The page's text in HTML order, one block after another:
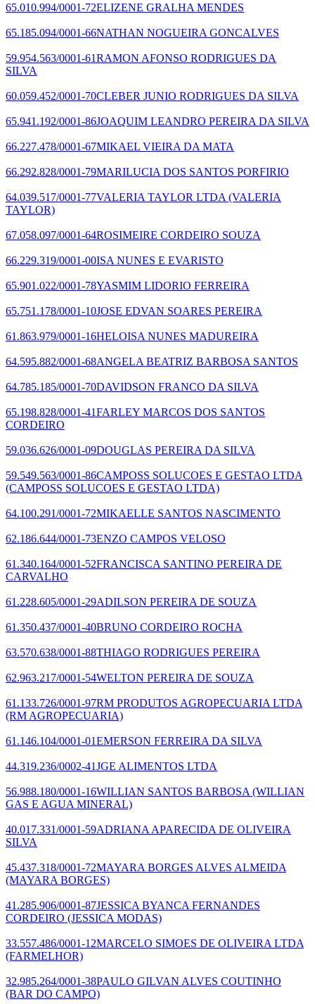
65.010.994/0001-72ELIZENE GRALHA MENDES
65.185.094/0001-66NATHAN NOGUEIRA GONCALVES
59.954.563/0001-61RAMON AFONSO RODRIGUES DA
SILVA
60.059.452/0001-70CLEBER JUNIO RODRIGUES DA SILVA
65.941.192/0001-86JOAQUIM LEANDRO PEREIRA DA SILVA
66.227.478/0001-67MIKAEL VIEIRA DA MATA
66.292.828/0001-79MARILUCIA DOS SANTOS PORFIRIO
64.039.517/0001-77VALERIA TAYLOR LTDA (VALERIA
TAYLOR)
67.058.097/0001-64ROSIMEIRE CORDEIRO SOUZA
66.229.319/0001-00ISA NUNES E EVARISTO
65.901.022/0001-78YASMIM LIDORIO FERREIRA
65.751.178/0001-10JOSE EDVAN SOARES PEREIRA
61.863.979/0001-16HELOISA NUNES MADUREIRA
64.595.882/0001-68ANGELA BEATRIZ BARBOSA SANTOS
64.785.185/0001-70DAVIDSON FRANCO DA SILVA
65.198.828/0001-41FARLEY MARCOS DOS SANTOS
CORDEIRO
59.036.626/0001-09DOUGLAS PEREIRA DA SILVA
59.549.563/0001-86CAMPOSS SOLUCOES E GESTAO LTDA
(CAMPOSS SOLUCOES E GESTAO LTDA)
64.100.291/0001-72MIKAELLE SANTOS NASCIMENTO
62.186.644/0001-73ENZO CAMPOS VELOSO
61.340.164/0001-52FRANCISCA SANTINO PEREIRA DE
CARVALHO
61.228.605/0001-29ADILSON PEREIRA DE SOUZA
61.350.437/0001-40BRUNO CORDEIRO ROCHA
63.570.638/0001-88THIAGO RODRIGUES PEREIRA
62.963.217/0001-54WELTON PEREIRA DE SOUZA
61.133.726/0001-97RM PRODUTOS AGROPECUARIA LTDA
(RM AGROPECUARIA)
61.146.104/0001-01EMERSON FERREIRA DA SILVA
44.319.236/0002-41JGE ALIMENTOS LTDA
56.988.180/0001-16WILLIAN SANTOS BARBOSA (WILLIAN
GAS E AGUA MINERAL)
40.017.331/0001-59ADRIANA APARECIDA DE OLIVEIRA
SILVA
45.437.318/0001-72MAYARA BORGES ALVES ALMEIDA
(MAYARA BORGES)
41.285.906/0001-87JESSICA BYANCA FERNANDES
CORDEIRO (JESSICA MODAS)
33.557.486/0001-12MARCELO SIMOES DE OLIVEIRA LTDA
(FARMELHOR)
32.985.264/0001-38PAULO GILVAN ALVES COUTINHO
(BAR DO CAMPO)